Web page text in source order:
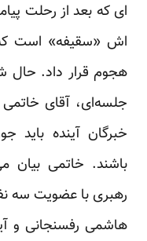
ای که بعد از رحلت
اش «سقیفه» است که
هجوم قرار داد. حال
جلسه‌ای، آقای
خبرگان آینده باید
باشند. خاتمی بیان
رهبری با عضویت سه
هاشمی رفسنجانی و